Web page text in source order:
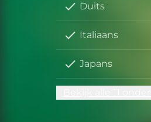
Duits
Italiaans
Japans